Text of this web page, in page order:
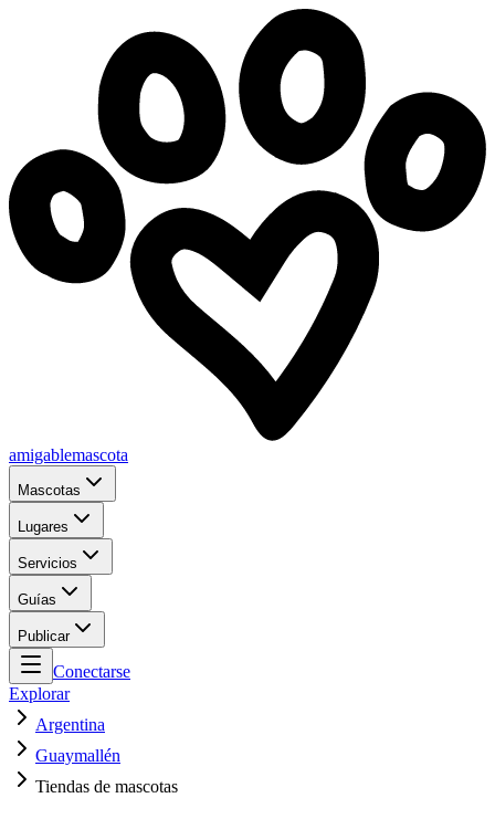
amigablemascota
Mascotas
Lugares
Servicios
Guías
Publicar
Conectarse
Explorar
Argentina
Guaymallén
Tiendas de mascotas